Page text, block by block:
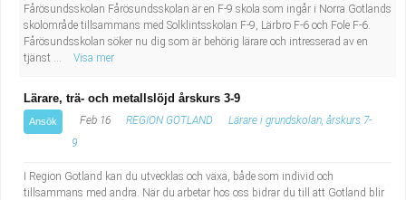
Fårösundsskolan Fårösundsskolan är en F-9 skola som ingår i Norra Gotlands
skolområde tillsammans med Solklintsskolan F-9, Lärbro F-6 och Fole F-6.
Fårösundsskolan söker nu dig som är behörig lärare och intresserad av en
tjänst ...
Visa mer
Lärare, trä- och metallslöjd årskurs 3-9
Ansök Feb 16 REGION GOTLAND
Lärare i grundskolan, årskurs 7-
9
I Region Gotland kan du utvecklas och växa, både som individ och
tillsammans med andra. När du arbetar hos oss bidrar du till att Gotland blir